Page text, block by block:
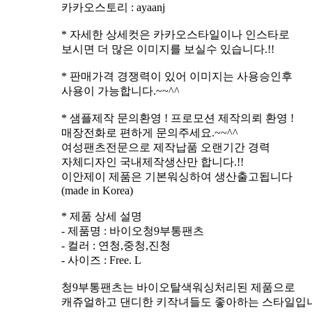
카카오스토리 : ayaanj
* 자세한 상세컷은 카카오스타일이나 인스타로
보시면 더 많은 이미지를 보실수 있습니다.!!
* 판매가격 경쟁력이 있어 이미지는 사용승인후
사용이 가능합니다.~~^^
* 샘플제작 문의환영 ! 프로모션 제작의뢰 환영 !
매장전화로 편하게 문의주세요.~~^^
여성팬츠전문으로 제작납품 오랜기간 경력
자체디자인 국내제작생산만 합니다.!!
이안제이 제품은 기본워싱하여 생산출고됩니다
(made in Korea)
* 제품 상세 설명
- 제품명 : 바이오청9부통팬츠
- 컬러 : 연청,중청,진청
- 사이즈 : Free. L
청9부통팬츠는 바이오탈색워싱처리된 제품으로
캐쥬얼하고 댄디한 키작녀들도 좋아하는 스타일입